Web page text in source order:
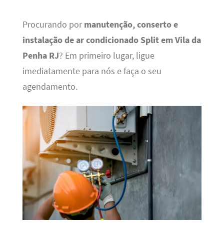
Procurando por manutenção, conserto e
instalação de ar condicionado Split em Vila da
Penha RJ? Em primeiro lugar, ligue
imediatamente para nós e faça o seu
agendamento.